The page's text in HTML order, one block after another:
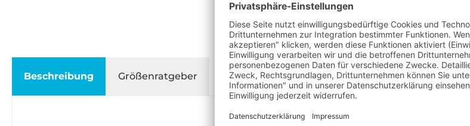
Beschreibung Größenratgeber